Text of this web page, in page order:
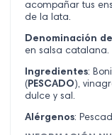
acompañar tus
de la lata.
Denominación
en salsa catalana.
Ingredientes:
( PESCADO),
dulce y sal.
Alérgenos: